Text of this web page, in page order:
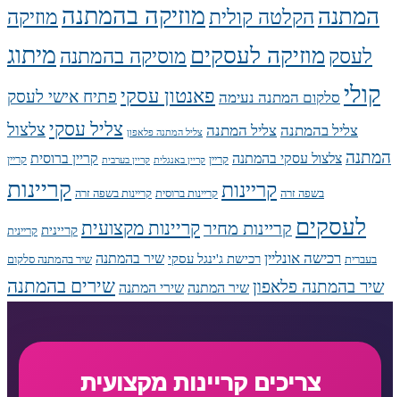
המתנה הקלטה קוליתמוזיקה בהמתנה מוזיקה
לעסק מוזיקה לעסקים מוסיקה בהמתנה מיתוג
קולי סלקום המתנה נעימה פאנטון עסקי פתיח אישי לעסק
צליל בהמתנה צליל המתנה צליל המתנה פלאפון צליל עסקיצלצול
המתנה צלצול עסקי בהמתנה קריין קריין באנגלית קריין בערבית קריין ברוסית קריין
בשפה זרה קריינות קריינות ברוסית קריינות בשפה זרה קריינות
לעסקים קריינות מחירקריינות מקצועית קריינית קריינית
בעברית רכישה אונליין רכישת ג'ינגל עסקי שיר בהמתנה שיר בהמתנה סלקום
שיר בהמתנה פלאפון שיר המתנה שירי המתנה שירים בהמתנה
צריכים קריינות מקצועית